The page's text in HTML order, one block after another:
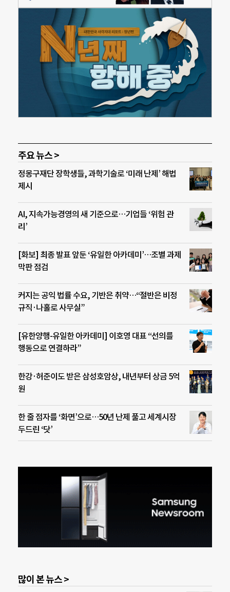
주요 뉴스 >
정몽구재단 장학생들, 과학기술로 ‘미래 난제’ 해법
제시
AI, 지속가능경영의 새 기준으로…기업들 ‘위험 관
리’
[화보] 최종 발표 앞둔 ‘유일한 아카데미’…조별 과제
막판 점검
커지는 공익 법률 수요, 기반은 취약…“절반은 비정
규직·나홀로 사무실”
[유한양행-유일한 아카데미] 이호영 대표 “선의를
행동으로 연결하라”
한강·허준이도 받은 삼성호암상, 내년부터 상금 5억
원
한 줄 점자를 ‘화면’으로…50년 난제 풀고 세계시장
두드린 ‘닷’
많이 본 뉴스 >